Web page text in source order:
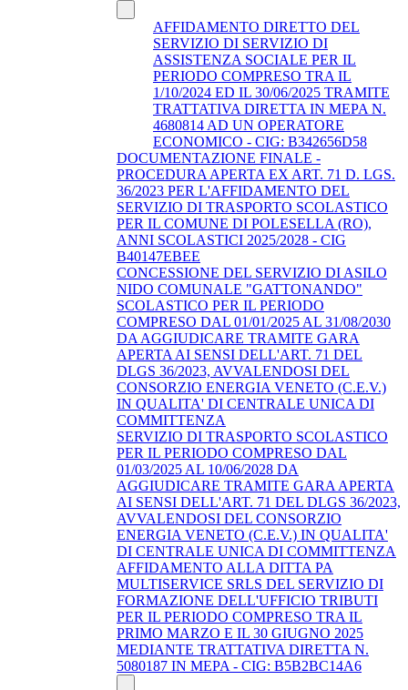
AFFIDAMENTO DIRETTO DEL
SERVIZIO DI SERVIZIO DI
ASSISTENZA SOCIALE PER IL
PERIODO COMPRESO TRA IL
1/10/2024 ED IL 30/06/2025 TRAMITE
TRATTATIVA DIRETTA IN MEPA N.
4680814 AD UN OPERATORE
ECONOMICO - CIG: B342656D58
DOCUMENTAZIONE FINALE -
PROCEDURA APERTA EX ART. 71 D. LGS.
36/2023 PER L'AFFIDAMENTO DEL
SERVIZIO DI TRASPORTO SCOLASTICO
PER IL COMUNE DI POLESELLA (RO),
ANNI SCOLASTICI 2025/2028 - CIG
B40147EBEE
CONCESSIONE DEL SERVIZIO DI ASILO
NIDO COMUNALE "GATTONANDO"
SCOLASTICO PER IL PERIODO
COMPRESO DAL 01/01/2025 AL 31/08/2030
DA AGGIUDICARE TRAMITE GARA
APERTA AI SENSI DELL'ART. 71 DEL
DLGS 36/2023, AVVALENDOSI DEL
CONSORZIO ENERGIA VENETO (C.E.V.)
IN QUALITA' DI CENTRALE UNICA DI
COMMITTENZA
SERVIZIO DI TRASPORTO SCOLASTICO
PER IL PERIODO COMPRESO DAL
01/03/2025 AL 10/06/2028 DA
AGGIUDICARE TRAMITE GARA APERTA
AI SENSI DELL'ART. 71 DEL DLGS 36/2023,
AVVALENDOSI DEL CONSORZIO
ENERGIA VENETO (C.E.V.) IN QUALITA'
DI CENTRALE UNICA DI COMMITTENZA
AFFIDAMENTO ALLA DITTA PA
MULTISERVICE SRLS DEL SERVIZIO DI
FORMAZIONE DELL'UFFICIO TRIBUTI
PER IL PERIODO COMPRESO TRA IL
PRIMO MARZO E IL 30 GIUGNO 2025
MEDIANTE TRATTATIVA DIRETTA N.
5080187 IN MEPA - CIG: B5B2BC14A6